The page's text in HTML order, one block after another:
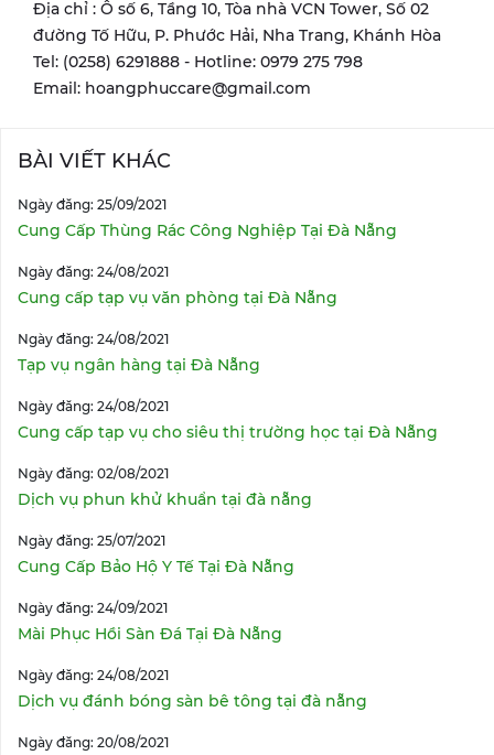
Địa chỉ : Ô số 6, Tầng 10, Tòa nhà VCN Tower, Số 02
đường Tố Hữu, P. Phước Hải, Nha Trang, Khánh Hòa
Tel: (0258) 6291888 - Hotline: 0979 275 798
Email: hoangphuccare@gmail.com
BÀI VIẾT KHÁC
Ngày đăng: 25/09/2021
Cung Cấp Thùng Rác Công Nghiệp Tại Đà Nẵng
Ngày đăng: 24/08/2021
Cung cấp tạp vụ văn phòng tại Đà Nẵng
Ngày đăng: 24/08/2021
Tạp vụ ngân hàng tại Đà Nẵng
Ngày đăng: 24/08/2021
Cung cấp tạp vụ cho siêu thị trường học tại Đà Nẵng
Ngày đăng: 02/08/2021
Dịch vụ phun khử khuẩn tại đà nẵng
Ngày đăng: 25/07/2021
Cung Cấp Bảo Hộ Y Tế Tại Đà Nẵng
Ngày đăng: 24/09/2021
Mài Phục Hồi Sàn Đá Tại Đà Nẵng
Ngày đăng: 24/08/2021
Dịch vụ đánh bóng sàn bê tông tại đà nẵng
Ngày đăng: 20/08/2021